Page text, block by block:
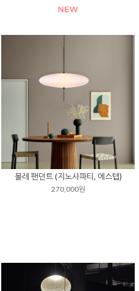
볼레 팬던트 (지노사파티, 에스텝)
270,000원